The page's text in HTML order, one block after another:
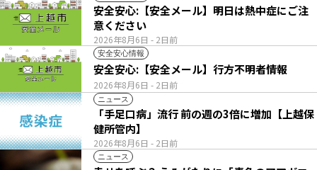
2026年8月6日 - 2日前
安全安心:【安全メール】明日は熱中症にご注
意ください
安全安心情報
2026年8月6日 - 2日前
安全安心:【安全メール】行方不明者情報
ニュース
2026年8月6日 - 2日前
「手足口病」流行 前の週の3倍に増加【上越保
健所管内】
ニュース